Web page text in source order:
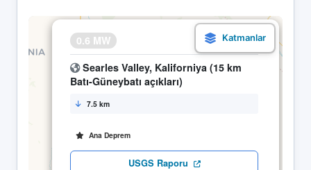
0.6 MW 18.04 03:18
Searles Valley, Kaliforniya (15 km
Batı-Güneybatı açıkları)
7.5 km
Ana Deprem
USGS Raporu
×